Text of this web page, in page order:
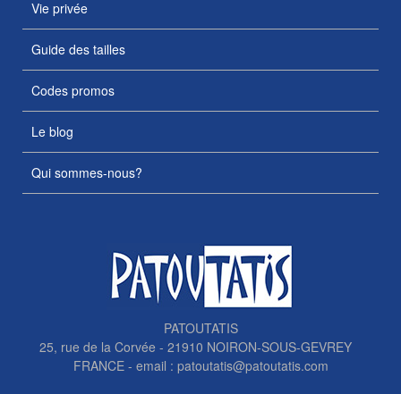
Vie privée
Guide des tailles
Codes promos
Le blog
Qui sommes-nous?
PATOUTATIS
25, rue de la Corvée - 21910 NOIRON-SOUS-GEVREY
FRANCE - email : patoutatis@patoutatis.com